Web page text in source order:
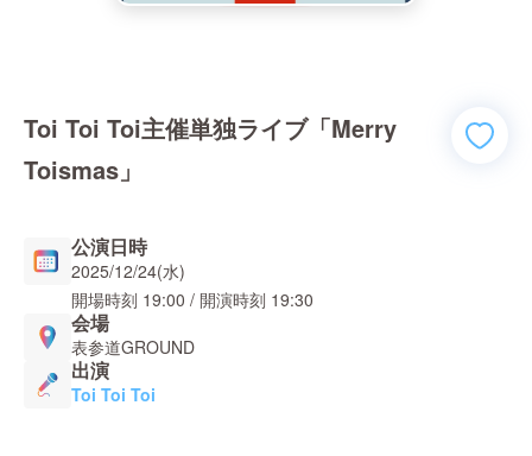
Toi Toi Toi主催単独ライブ「Merry
Toismas」
公演日時
2025/12/24(水)
開場時刻 19:00 / 開演時刻 19:30
会場
表参道GROUND
出演
Toi Toi Toi